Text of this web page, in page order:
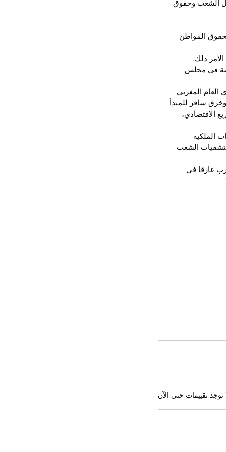
الشعب وحقوق
المواطن
ذلك.
في مجلس
العام المغربي
سافر للمبدأ
الاقتصادي،
الملكية
الشعب
غارقا في
توجد تقييمات حتى الآن